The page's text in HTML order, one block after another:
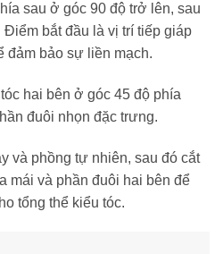
sau ở góc 90 độ trở lên, sau
bắt đầu là vị trí tiếp giáp
đảm bảo sự liền mạch.
hai bên ở góc 45 độ phía
đuôi nhọn đặc trưng.
và phồng tự nhiên, sau đó cắt
mái và phần đuôi hai bên để
tổng thể kiểu tóc.